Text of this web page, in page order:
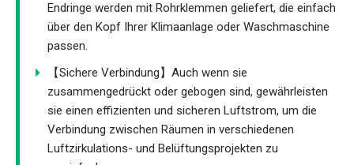
Endringe werden mit Rohrklemmen geliefert, die einfach
über den Kopf Ihrer Klimaanlage oder Waschmaschine
passen.
【Sichere Verbindung】Auch wenn sie
zusammengedrückt oder gebogen sind, gewährleisten
sie einen effizienten und sicheren Luftstrom, um die
Verbindung zwischen Räumen in verschiedenen
Luftzirkulations- und Belüftungsprojekten zu